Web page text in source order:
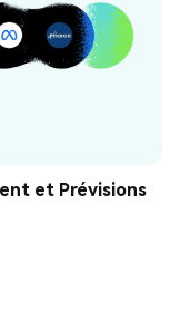
et Prévisions